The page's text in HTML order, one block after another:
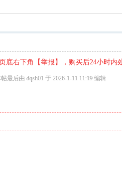
右下角【举报】，购买后24小时
最后由 dqsh01 于 2026-1-11 11:19 编辑